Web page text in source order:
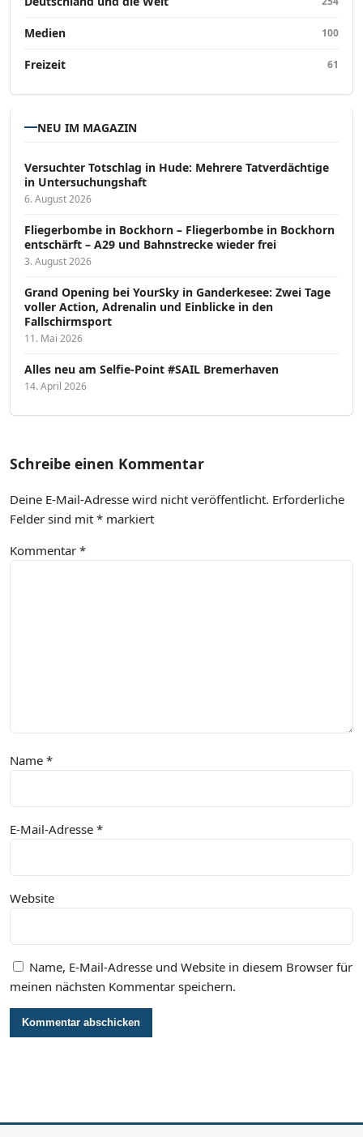
Medien 100
Freizeit 61
NEU IM MAGAZIN
Versucht­er Totschlag in Hude: Mehrere Tatverdächtige
in Untersuchungshaft
6. August 2026
Fliegerbombe in Bockhorn – Fliegerbombe in Bockhorn
entschärft – A29 und Bahnstrecke wieder frei
3. August 2026
Grand Opening bei YourSky in Ganderkesee: Zwei Tage
voller Action, Adrenalin und Einblicke in den
Fallschirmsport
11. Mai 2026
Alles neu am Selfie-Point #SAIL Bremerhaven
14. April 2026
Schreibe einen Kommentar
Deine E-Mail-Adresse wird nicht veröffentlicht. Erforderliche
Felder sind mit * markiert
Kommentar *
Name *
E-Mail-Adresse *
Website
Name, E-Mail-Adresse und Website in diesem Browser für
meinen nächsten Kommentar speichern.